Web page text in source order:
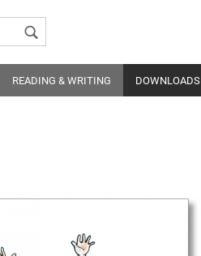
READING & WRITING DOWNLOADS